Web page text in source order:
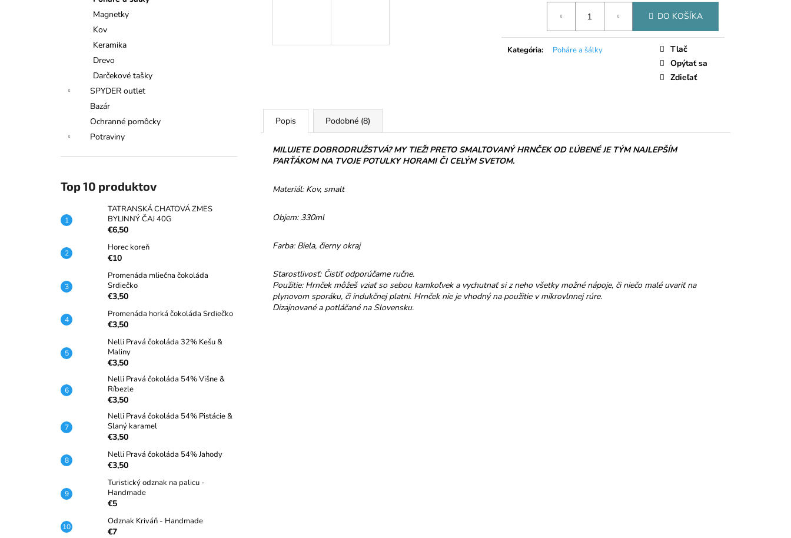
Magnetky
Kov
Keramika
Drevo
Darčekové tašky
SPYDER outlet
Bazár
Ochranné pomôcky
Potraviny
Top 10 produktov
TATRANSKÁ CHATOVÁ ZMES
BYLINNÝ ČAJ 40G
€6,50
Horec koreň
€10
Promenáda mliečna čokoláda
Srdiečko
€3,50
Promenáda horká čokoláda Srdiečko
€3,50
Nelli Pravá čokoláda 32% Kešu &
Maliny
€3,50
Nelli Pravá čokoláda 54% Višne &
Ríbezle
€3,50
Nelli Pravá čokoláda 54% Pistácie &
Slaný karamel
€3,50
Nelli Pravá čokoláda 54% Jahody
€3,50
Turistický odznak na palicu -
Handmade
€5
Odznak Kriváň - Handmade
€7
DO KOŠÍKA
Kategória: Poháre a šálky
Tlač
Opýtať sa
Zdieľať
Popis Podobné (8)
MILUJETE DOBRODRUŽSTVÁ? MY TIEŽ! PRETO SMALTOVANÝ HRNČEK OD ĽÚBENÉ JE TÝM NAJLEPŠÍM
PARŤÁKOM NA TVOJE POTULKY HORAMI ČI CELÝM SVETOM.
Materiál: Kov, smalt
Objem: 330ml
Farba: Biela, čierny okraj
Starostlivosť: Čistiť odporúčame ručne.
Použitie: Hrnček môžeš vziať so sebou kamkoľvek a vychutnať si z neho všetky možné nápoje, či niečo malé uvariť na
plynovom sporáku, či indukčnej platni. Hrnček nie je vhodný na použitie v mikrovlnnej rúre.
Dizajnované a potláčané na Slovensku.
BYLINNÝ ČAJ 40G